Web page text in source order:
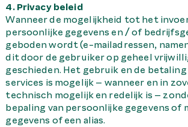
4. Privacy beleid
Wanneer de mogelijkheid tot het
persoonlijke gegevens en / of
geboden wordt (e-mailadressen,
dit door de gebruiker op geheel
geschieden. Het gebruik en de
services is mogelijk – wanneer en in
technisch mogelijk en redelijk is –
bepaling van persoonlijke gegevens of
gegevens of een alias.